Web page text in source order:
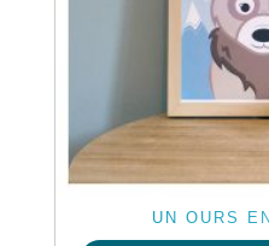
UN OURS